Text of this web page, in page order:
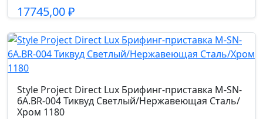
17745,00₽
Подробнее
Style Project Direct Lux Брифинг-приставка M-SN-
6A.BR-004 Тиквуд Светлый/Нержавеющая Сталь/
Хром 1180